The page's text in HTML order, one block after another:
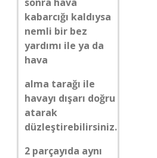
kabarcığı kaldıysa
nemli bir bez
yardımı ile ya da
hava
alma tarağı ile
havayı dışarı doğru
atarak
düzleştirebilirsiniz.
2 parçayıda aynı